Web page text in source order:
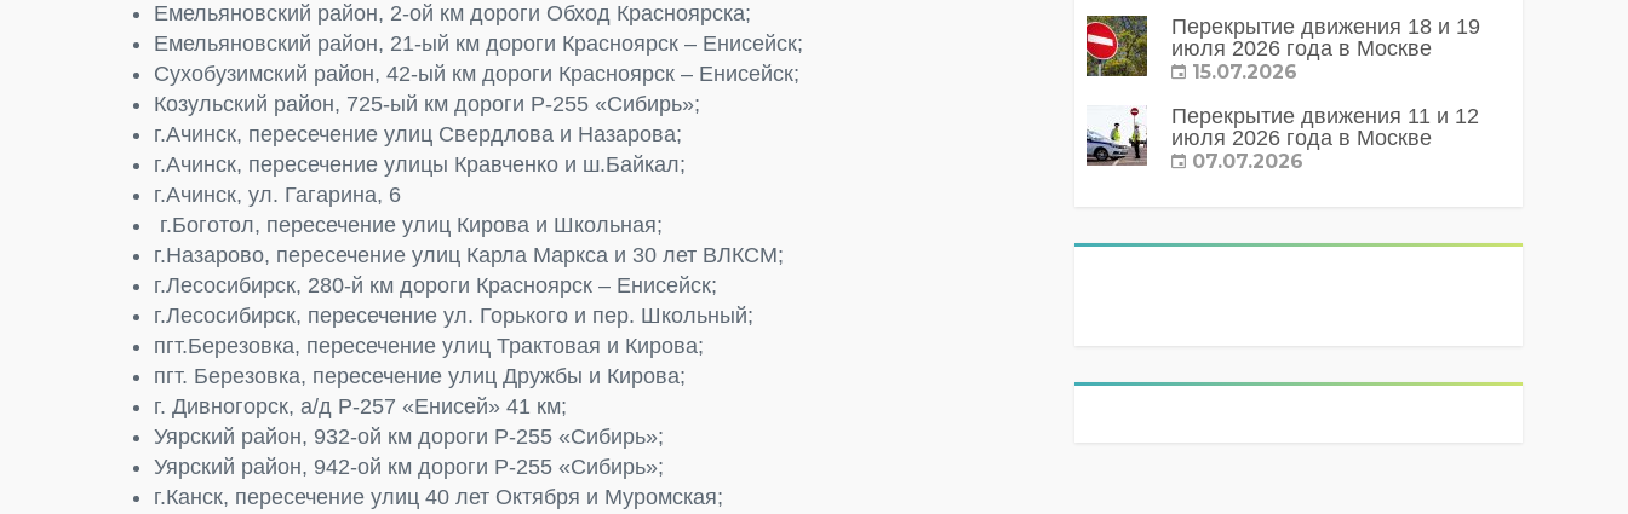
Емельяновский район, 2-ой км дороги Обход Красноярска;
Емельяновский район, 21-ый км дороги Красноярск – Енисейск;
Сухобузимский район, 42-ый км дороги Красноярск – Енисейск;
Козульский район, 725-ый км дороги Р-255 «Сибирь»;
г.Ачинск, пересечение улиц Свердлова и Назарова;
г.Ачинск, пересечение улицы Кравченко и ш.Байкал;
г.Ачинск, ул. Гагарина, 6
г.Боготол, пересечение улиц Кирова и Школьная;
г.Назарово, пересечение улиц Карла Маркса и 30 лет ВЛКСМ;
г.Лесосибирск, 280-й км дороги Красноярск – Енисейск;
г.Лесосибирск, пересечение ул. Горького и пер. Школьный;
пгт.Березовка, пересечение улиц Трактовая и Кирова;
пгт. Березовка, пересечение улиц Дружбы и Кирова;
г. Дивногорск, а/д Р-257 «Енисей» 41 км;
Уярский район, 932-ой км дороги Р-255 «Сибирь»;
Уярский район, 942-ой км дороги Р-255 «Сибирь»;
г.Канск, пересечение улиц 40 лет Октября и Муромская;
Перекрытие движения 18 и 19
июля 2026 года в Москве
15.07.2026
Перекрытие движения 11 и 12
июля 2026 года в Москве
07.07.2026